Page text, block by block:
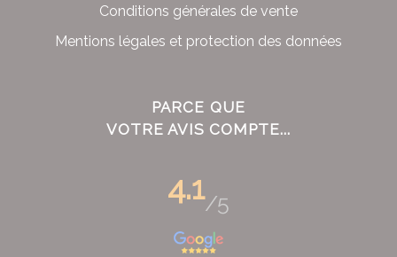
Conditions générales de vente
Mentions légales et protection des données
PARCE QUE
VOTRE AVIS COMPTE...
4.1/5